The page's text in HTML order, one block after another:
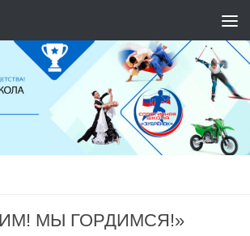
МЫ ГОРДИМСЯ!»